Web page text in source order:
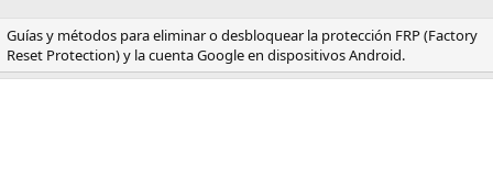
e
a
Guías y métodos para eliminar o desbloquear la protección FRP (Factory
Reset Protection) y la cuenta Google en dispositivos Android.